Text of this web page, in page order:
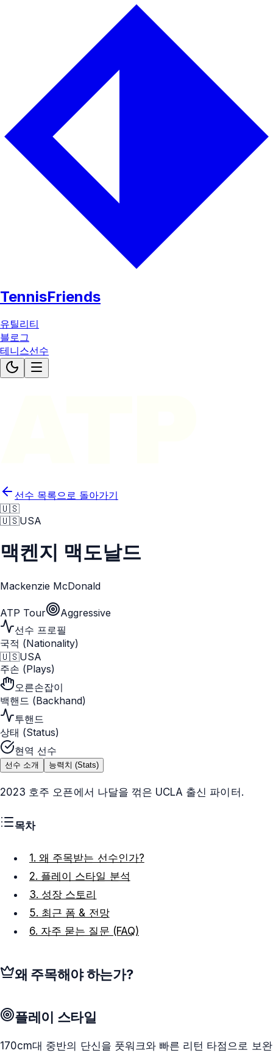
TennisFriends
유틸리티
블로그
테니스선수
선수 목록으로 돌아가기
🇺🇸
🇺🇸USA
맥켄지 맥도날드
Mackenzie McDonald
ATP Tour
Aggressive
선수 프로필
국적 (Nationality)
🇺🇸USA
주손 (Plays)
오른손잡이
백핸드 (Backhand)
투핸드
상태 (Status)
현역 선수
선수 소개 능력치 (Stats)
2023 호주 오픈에서 나달을 꺾은 UCLA 출신 파이터.
목차
1. 왜 주목받는 선수인가?
2. 플레이 스타일 분석
3. 성장 스토리
5. 최근 폼 & 전망
6. 자주 묻는 질문 (FAQ)
왜 주목해야 하는가?
플레이 스타일
170cm대 중반의 단신을 풋워크와 빠른 리턴 타점으로 보완